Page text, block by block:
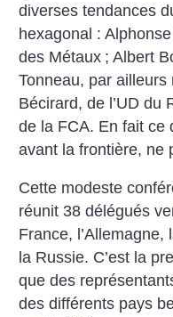
diverses tendances
hexagonal :
des Métaux ; Albert
Tonneau, par
Bécirard, de l’UD du
de la FCA. En fait ce
avant la frontière, ne
Cette modeste
réunit 38 délégués
France, l’Allemagne,
la Russie. C’est la
que des
des différents pays